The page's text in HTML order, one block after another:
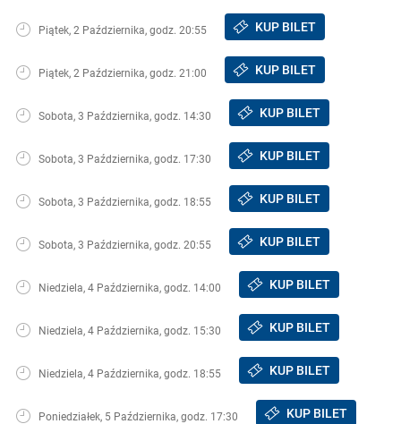
Piątek, 2 Października, godz. 20:55 KUP BILET
Piątek, 2 Października, godz. 21:00 KUP BILET
Sobota, 3 Października, godz. 14:30 KUP BILET
Sobota, 3 Października, godz. 17:30 KUP BILET
Sobota, 3 Października, godz. 18:55 KUP BILET
Sobota, 3 Października, godz. 20:55 KUP BILET
Niedziela, 4 Października, godz. 14:00 KUP BILET
Niedziela, 4 Października, godz. 15:30 KUP BILET
Niedziela, 4 Października, godz. 18:55 KUP BILET
Poniedziałek, 5 Października, godz. 17:30 KUP BILET